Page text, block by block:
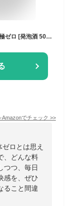
【糖質ゼロ・プリン体ゼロ 】サッポロ 極ZERO 極ゼロ [発泡酒 500ml×24本]
Amazonでチェック >>
ロとは思え
、どんな料
つつ、毎日
感を、ぜひ
ること間違